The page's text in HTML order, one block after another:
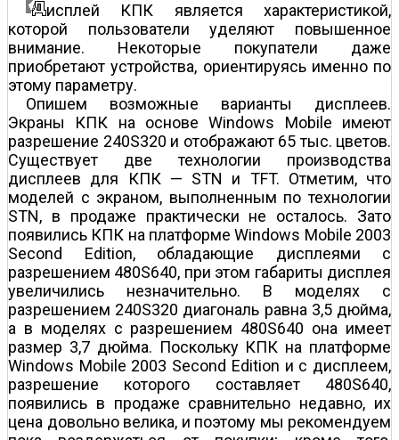
исплей КПК является характеристикой,
которой пользователи уделяют повышенное
внимание. Некоторые покупатели даже
приобретают устройства, ориентируясь именно по
этому параметру.
Опишем возможные варианты дисплеев.
Экраны КПК на основе Windows Mobile имеют
разрешение 240Ѕ320 и отображают 65 тыс. цветов.
Существует две технологии производства
дисплеев для КПК — STN и TFT. Отметим, что
моделей с экраном, выполненным по технологии
STN, в продаже практически не осталось. Зато
появились КПК на платформе Windows Mobile 2003
Second Edition, обладающие дисплеями с
разрешением 480Ѕ640, при этом габариты дисплея
увеличились незначительно. В моделях с
разрешением 240Ѕ320 диагональ равна 3,5 дюйма,
а в моделях с разрешением 480Ѕ640 она имеет
размер 3,7 дюйма. Поскольку КПК на платформе
Windows Mobile 2003 Second Edition и с дисплеем,
разрешение которого составляет 480Ѕ640,
появились в продаже сравнительно недавно, их
цена довольно велика, и поэтому мы рекомендуем